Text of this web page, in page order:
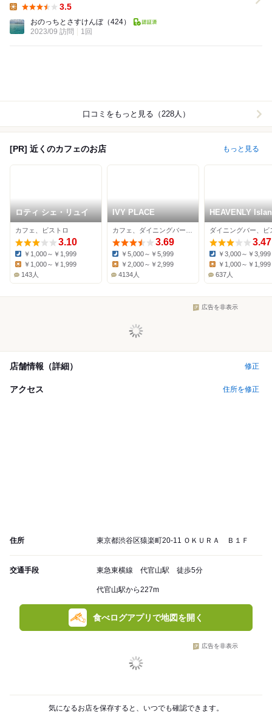
3.5
おのっちとさすけんぼ （424）
2023/09 訪問
1回
口コミをもっと見る（228人）
[PR] 近くのカフェのお店 もっと見る
ロティ シェ・リュイ
カフェ、ビストロ
3.10
Dinner:
￥1,000～￥1,999
￥1,000～￥1,999
143人
IVY PLACE
3.69
Dinner:
￥5,000～￥5,999
￥2,000～￥2,999
4134人
HEAVENLY
Lifestyle 代官山
3.47
Dinner:
￥3,000～￥3,999
￥1,000～￥1,999
637人
広告を非表示
店舗情報（詳細） 修正
アクセス 住所を修正
住所 東京都渋谷区猿楽町20-11 ＯＫＵＲＡ Ｂ１Ｆ
交通手段 東急東横線 代官山駅 徒歩5分
代官山駅から227m
食べログアプリで地図を開く
広告を非表示
気になるお店を保存すると、いつでも確認できます。